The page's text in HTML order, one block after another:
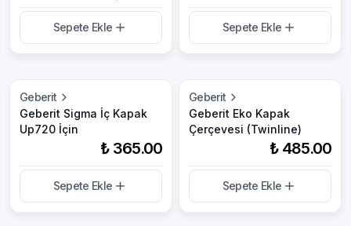
Sepete Ekle Sepete Ekle
Geberit
Geberit Sigma İç Kapak
Up720 İçin
₺ 365.00
Sepete Ekle
Geberit
Geberit Eko Kapak
Çerçevesi (Twinline)
₺ 485.00
Sepete Ekle